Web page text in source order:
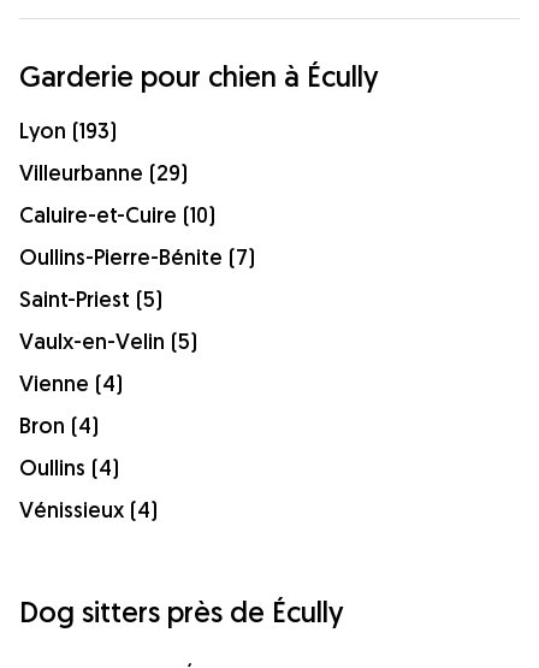
Garderie pour chien à Écully
Lyon (193)
Villeurbanne (29)
Caluire-et-Cuire (10)
Oullins-Pierre-Bénite (7)
Saint-Priest (5)
Vaulx-en-Velin (5)
Vienne (4)
Bron (4)
Oullins (4)
Vénissieux (4)
Dog sitters près de Écully